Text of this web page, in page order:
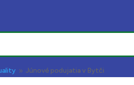
9 Júnové podujatia v Bytči